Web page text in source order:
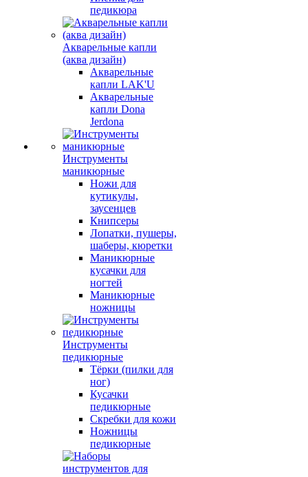
педикюра
Акварельные капли
(аква дизайн)
Акварельные
капли LAK'U
Акварельные
капли Dona
Jerdona
Инструменты
маникюрные
Ножи для
кутикулы,
заусенцев
Книпсеры
Лопатки, пушеры,
шаберы, кюретки
Маникюрные
кусачки для
ногтей
Маникюрные
ножницы
Инструменты
педикюрные
Тёрки (пилки для
ног)
Кусачки
педикюрные
Скребки для кожи
Ножницы
педикюрные